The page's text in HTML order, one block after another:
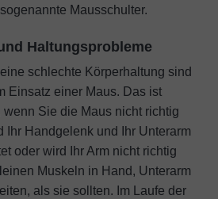
Mausschulter.
Haltungsprobleme
schlechte Körperhaltung sind
Einsatz einer Maus. Das ist
Sie die Maus nicht richtig
Ihr Handgelenk und Ihr Unterarm
oder wird Ihr Arm nicht richtig
Muskeln in Hand, Unterarm
als sie sollten. Im Laufe der